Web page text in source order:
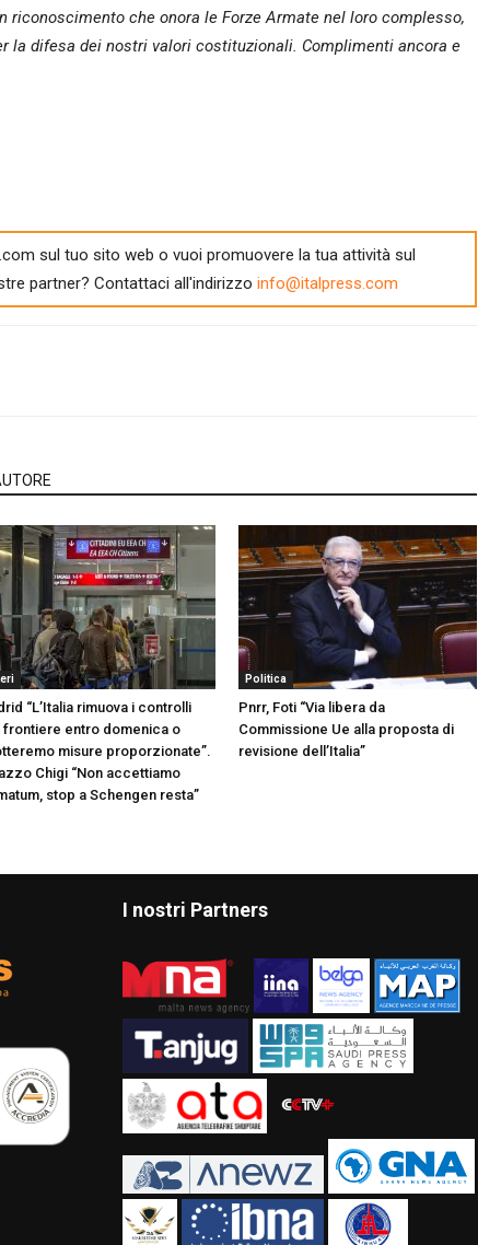
riconoscimento che onora le Forze Armate nel loro complesso,
la difesa dei nostri valori costituzionali. Complimenti ancora e
sul tuo sito web o vuoi promuovere la tua attività sul
partner? Contattaci all'indirizzo info@italpress.com
“L’Italia rimuova i controlli
frontiere entro domenica o
misure proporzionate”.
Chigi “Non accettiamo
stop a Schengen resta”
Politica
Pnrr, Foti “Via libera da
Commissione Ue alla proposta di
revisione dell’Italia”
I nostri Partners